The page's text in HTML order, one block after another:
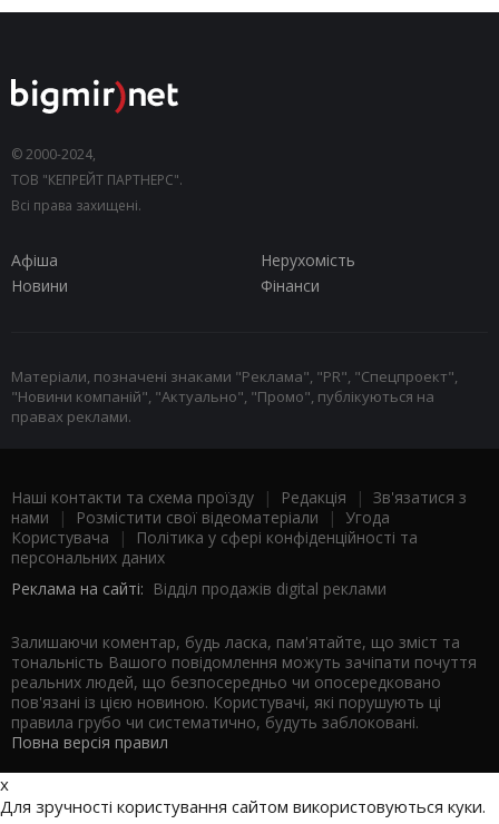
© 2000-2024,
ТОВ "КЕПРЕЙТ ПАРТНЕРС".
Всі права захищені.
Афіша
Нерухомість
Новини
Фінанси
Матеріали, позначені знаками "Реклама", "PR", "Спецпроект",
"Новини компаній", "Актуально", "Промо", публікуються на
правах реклами.
Наші контакти та схема проїзду | Редакція | Зв'язатися з
нами | Розмістити свої відеоматеріали | Угода
Користувача |
Політика у сфері конфіденційності та
персональних даних
Реклама на сайті: Відділ продажів digital реклами
Залишаючи коментар, будь ласка, пам'ятайте, що зміст та
тональність Вашого повідомлення можуть зачіпати почуття
реальних людей, що безпосередньо чи опосередковано
пов'язані із цією новиною. Користувачі, які порушують ці
правила грубо чи систематично, будуть заблоковані.
Повна версія правил
x
Для зручності користування сайтом використовуються куки.